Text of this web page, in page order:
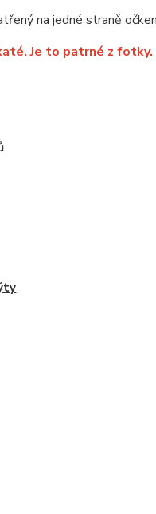
na jedné straně
Je to patrné z fotky.
.